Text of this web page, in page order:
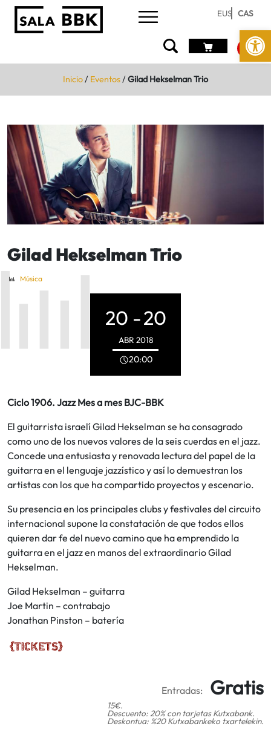
Abrir
EUS CAS
Inicio/ Eventos/Gilad Hekselman Trio
Gilad Hekselman Trio
Música
20 -20
ABR 2018
20:00
Ciclo 1906. Jazz Mes a mes BJC-BBK
El guitarrista israelí Gilad Hekselman se ha consagrado
como uno de los nuevos valores de la seis cuerdas en el jazz.
Concede una entusiasta y renovada lectura del papel de la
guitarra en el lenguaje jazzístico y así lo demuestran los
artistas con los que ha compartido proyectos y escenario.
Su presencia en los principales clubs y festivales del circuito
internacional supone la constatación de que todos ellos
quieren dar fe del nuevo camino que ha emprendido la
guitarra en el jazz en manos del extraordinario Gilad
Hekselman.
Gilad Hekselman – guitarra
Joe Martin – contrabajo
Jonathan Pinston – batería
Entradas: Gratis
15€.
Descuento: 20% con tarjetas Kutxabank.
Deskontua: %20 Kutxabankeko txartelekin.